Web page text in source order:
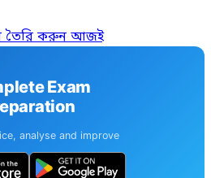
তৈরি করুন আজই
Exam
analyse and improve